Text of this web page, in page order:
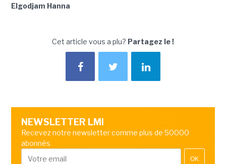
Elgodjam Hanna
Cet article vous a plu? Partagez le !
NEWSLETTER LMI
Recevez notre newsletter comme plus de 50000
abonnés
OK